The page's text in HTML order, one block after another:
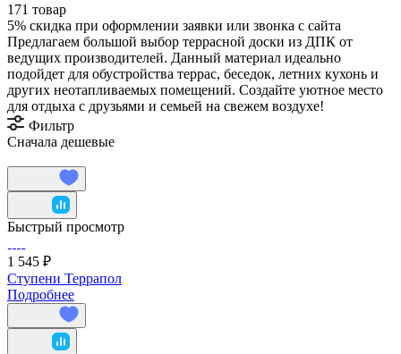
171 товар
5% скидка при оформлении заявки или звонка с сайта
Предлагаем большой выбор террасной доски из ДПК от
ведущих производителей. Данный материал идеально
подойдет для обустройства террас, беседок, летних кухонь и
других неотапливаемых помещений. Создайте уютное место
для отдыха с друзьями и семьей на свежем воздухе!
Фильтр
Сначала дешевые
Быстрый просмотр
1 545 ₽
Ступени Террапол
Подробнее